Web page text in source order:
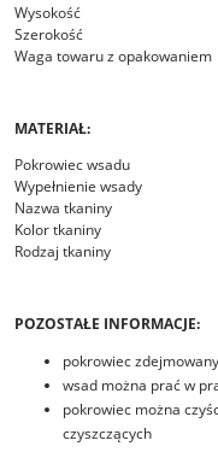
Wysokość
Szerokość
Waga towaru z opakowaniem
MATERIAŁ:
Pokrowiec wsadu
Wypełnienie wsady
Nazwa tkaniny
Kolor tkaniny
Rodzaj tkaniny
POZOSTAŁE INFORMACJE:
pokrowiec zdejmowany
wsad można prać w
pokrowiec można
czyszczących